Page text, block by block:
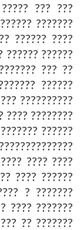
??? ???
???????
?????? ????
?????? ??????
??? ??
??????
??????????
???? ????????
??????
???? ????
???? ??????
? ???????
???? ???????
?? ???????